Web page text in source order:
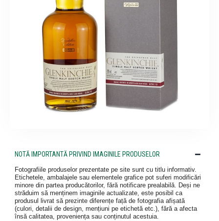
NOTĂ IMPORTANTĂ PRIVIND IMAGINILE PRODUSELOR
Fotografiile produselor prezentate pe site sunt cu titlu informativ.
Etichetele, ambalajele sau elementele grafice pot suferi modificări
minore din partea producătorilor, fără notificare prealabilă. Deși ne
străduim să menținem imaginile actualizate, este posibil ca
produsul livrat să prezinte diferențe față de fotografia afișată
(culori, detalii de design, mențiuni pe etichetă etc.), fără a afecta
însă calitatea, proveniența sau conținutul acestuia.